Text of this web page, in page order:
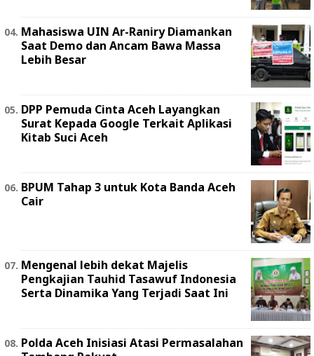
Mahasiswa UIN Ar-Raniry Diamankan
Saat Demo dan Ancam Bawa Massa
Lebih Besar
DPP Pemuda Cinta Aceh Layangkan
Surat Kepada Google Terkait Aplikasi
Kitab Suci Aceh
BPUM Tahap 3 untuk Kota Banda Aceh
Cair
Mengenal lebih dekat Majelis
Pengkajian Tauhid Tasawuf Indonesia
Serta Dinamika Yang Terjadi Saat Ini
Polda Aceh Inisiasi Atasi Permasalahan